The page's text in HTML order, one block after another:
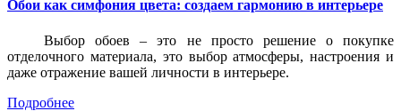
Обои как симфония цвета: создаем гармонию в интерьере
Выбор обоев – это не просто решение о покупке
отделочного материала, это выбор атмосферы, настроения и
даже отражение вашей личности в интерьере.
Подробнее